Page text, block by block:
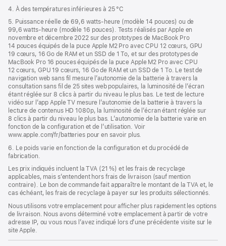
4. À des températures inférieures à 25 °C
5. Puissance réelle de 69,6 watts-heure (modèle 14 pouces) ou de
99,6 watts-heure (modèle 16 pouces). Tests réalisés par Apple en
novembre et décembre 2022 sur des prototypes de MacBook Pro
14 pouces équipés de la puce Apple M2 Pro avec CPU 12 cœurs, GPU
19 cœurs, 16 Go de RAM et un SSD de 1 To, et sur des prototypes de
MacBook Pro 16 pouces équipés de la puce Apple M2 Pro avec CPU
12 cœurs, GPU 19 cœurs, 16 Go de RAM et un SSD de 1 To. Le test de
navigation web sans fil mesure l’autonomie de la batterie à travers la
consultation sans fil de 25 sites web populaires, la luminosité de l’écran
étant réglée sur 8 clics à partir du niveau le plus bas. Le test de lecture
vidéo sur l’app Apple TV mesure l’autonomie de la batterie à travers la
lecture de contenus HD 1080p, la luminosité de l’écran étant réglée sur
8 clics à partir du niveau le plus bas. L’autonomie de la batterie varie en
fonction de la configuration et de l’utilisation. Voir
www.apple.com/fr/batteries pour en savoir plus.
6. Le poids varie en fonction de la configuration et du procédé de
fabrication.
Les prix indiqués incluent la TVA (21 %) et les frais de recyclage
applicables, mais s’entendent hors frais de livraison (sauf mention
contraire). Le bon de commande fait apparaître le montant de la TVA et, le
cas échéant, les frais de recyclage à payer sur les produits sélectionnés.
Nous utilisons votre emplacement pour afficher plus rapidement les options
de livraison. Nous avons déterminé votre emplacement à partir de votre
adresse IP, ou vous nous l’avez indiqué lors d’une précédente visite sur le
site Apple.